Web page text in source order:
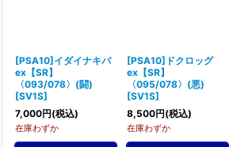
[PSA10]イダイナキバ
ex【SR】
〈093/078〉(闘)
[SV1S]
7,000円(税込)
在庫わずか
[PSA10]ドクロッグ
ex【SR】
〈095/078〉(悪)
[SV1S]
8,500円(税込)
在庫わずか